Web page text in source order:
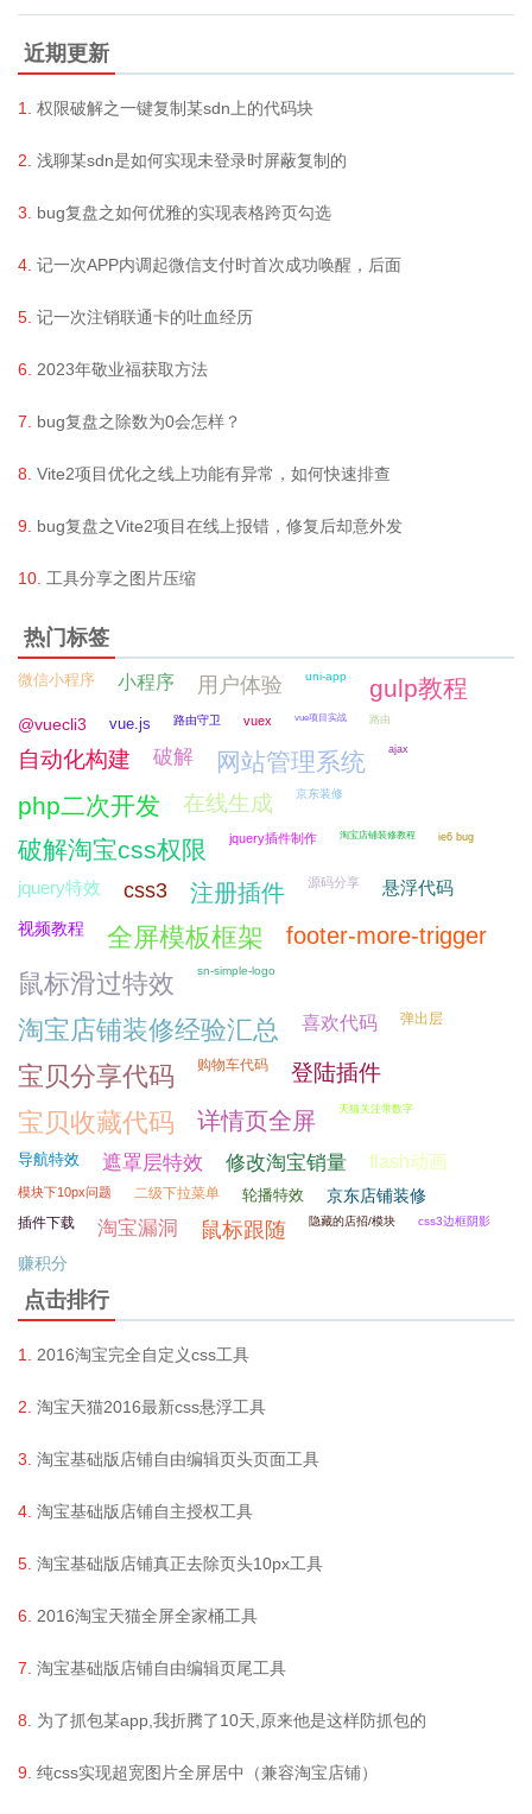
近期更新
权限破解之一键复制某sdn上的代码块
浅聊某sdn是如何实现未登录时屏蔽复制的
bug复盘之如何优雅的实现表格跨页勾选
记一次APP内调起微信支付时首次成功唤醒，后面
记一次注销联通卡的吐血经历
2023年敬业福获取方法
bug复盘之除数为0会怎样？
Vite2项目优化之线上功能有异常，如何快速排查
bug复盘之Vite2项目在线上报错，修复后却意外发
工具分享之图片压缩
热门标签
微信小程序 小程序 用户体验 uni-app gulp教程
@vuecli3 vue.js 路由守卫 vuex vue项目实战 路由
自动化构建 破解 网站管理系统 ajax
php二次开发 在线生成 京东装修
破解淘宝css权限 jquery插件制作 淘宝店铺装修教程 ie6 bug
jquery特效 css3 注册插件 源码分享 悬浮代码
视频教程 全屏模板框架 footer-more-trigger
鼠标滑过特效 sn-simple-logo
淘宝店铺装修经验汇总 喜欢代码 弹出层
宝贝分享代码 购物车代码 登陆插件
宝贝收藏代码 详情页全屏 天猫关注带数字
导航特效 遮罩层特效 修改淘宝销量 flash动画
模块下10px问题 二级下拉菜单 轮播特效 京东店铺装修
插件下载 淘宝漏洞 鼠标跟随 隐藏的店招/模块 css3边框阴影
赚积分
点击排行
2016淘宝完全自定义css工具
淘宝天猫2016最新css悬浮工具
淘宝基础版店铺自由编辑页头页面工具
淘宝基础版店铺自主授权工具
淘宝基础版店铺真正去除页头10px工具
2016淘宝天猫全屏全家桶工具
淘宝基础版店铺自由编辑页尾工具
为了抓包某app,我折腾了10天,原来他是这样防抓包的
纯css实现超宽图片全屏居中（兼容淘宝店铺）